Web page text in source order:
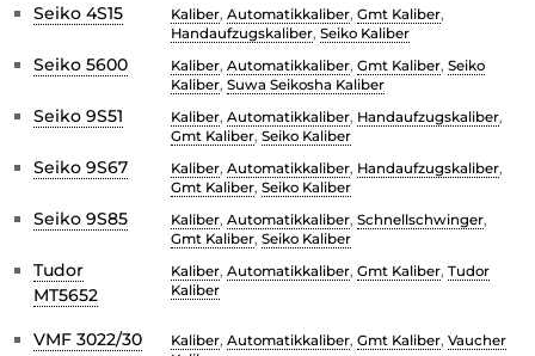
Seiko 4S15 Kaliber, Automatikkaliber, Gmt Kaliber,
Handaufzugskaliber, Seiko Kaliber
Seiko 5600 Kaliber, Automatikkaliber, Gmt Kaliber, Seiko
Kaliber, Suwa Seikosha Kaliber
Seiko 9S51 Kaliber, Automatikkaliber, Handaufzugskaliber,
Gmt Kaliber, Seiko Kaliber
Seiko 9S67 Kaliber, Automatikkaliber, Handaufzugskaliber,
Gmt Kaliber, Seiko Kaliber
Seiko 9S85 Kaliber, Automatikkaliber, Schnellschwinger,
Gmt Kaliber, Seiko Kaliber
Tudor
MT5652
Kaliber, Automatikkaliber, Gmt Kaliber, Tudor
Kaliber
VMF 3022/30 Kaliber, Automatikkaliber, Gmt Kaliber, Vaucher